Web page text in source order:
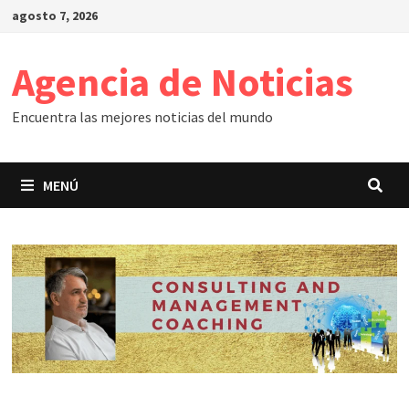
Saltar
agosto 7, 2026
Agencia de Noticias
Encuentra las mejores noticias del mundo
MENÚ